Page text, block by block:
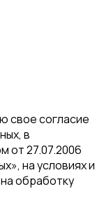
свое согласие
в
от 27.07.2006
на условиях и
обработку